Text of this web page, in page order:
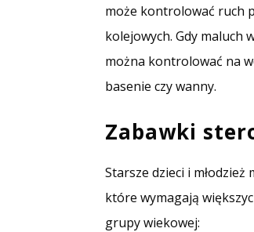
może kontrolować ruch
kolejowych. Gdy maluch
można kontrolować na
basenie czy wanny.
Zabawki
Starsze dzieci i
które wymagają
grupy wiekowej: